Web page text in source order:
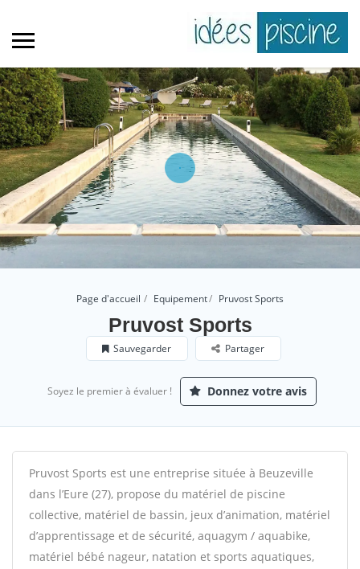
Page d'accueil Equipement Pruvost Sports
Pruvost Sports
Sauvegarder Partager
Soyez le premier à évaluer ! Donnez votre avis
Pruvost Sports est une entreprise située à Beuzeville
dans l’Eure (27), propose du matériel de piscine
collective, matériel de bassin, jeux d’animation, matériel
d’apprentissage et de sécurité, aquagym / aquabike,
matériel bébé nageur, natation et sports aquatiques,